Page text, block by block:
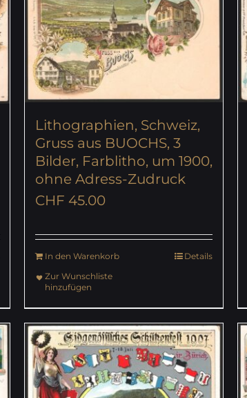
Lithographien, Schweiz,
Gruss aus BUOCHS, 3
Bilder, Farblitho, um 1900,
ohne Adress-Zudruck
CHF 45.00
In den Warenkorb
Details
Zur Wunschliste
hinzufügen